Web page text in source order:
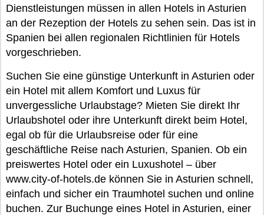
Dienstleistungen müssen in allen Hotels in Asturien
an der Rezeption der Hotels zu sehen sein. Das ist in
Spanien bei allen regionalen Richtlinien für Hotels
vorgeschrieben.
Suchen Sie eine günstige Unterkunft in Asturien oder
ein Hotel mit allem Komfort und Luxus für
unvergessliche Urlaubstage? Mieten Sie direkt Ihr
Urlaubshotel oder ihre Unterkunft direkt beim Hotel,
egal ob für die Urlaubsreise oder für eine
geschäftliche Reise nach Asturien, Spanien. Ob ein
preiswertes Hotel oder ein Luxushotel – über
www.city-of-hotels.de können Sie in Asturien schnell,
einfach und sicher ein Traumhotel suchen und online
buchen. Zur Buchunge eines Hotel in Asturien, einer